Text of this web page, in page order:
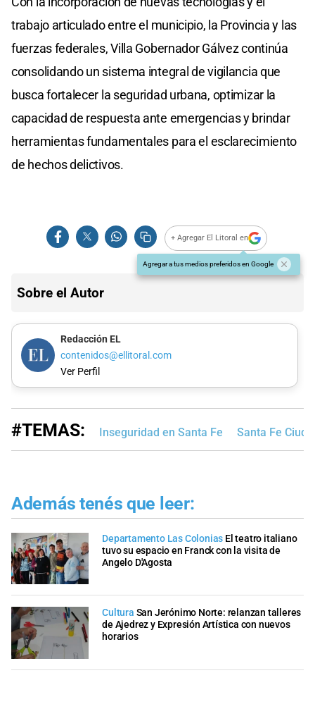
trabajo articulado entre el municipio, la Provincia y las
fuerzas federales, Villa Gobernador Gálvez continúa
consolidando un sistema integral de vigilancia que
busca fortalecer la seguridad urbana, optimizar la
capacidad de respuesta ante emergencias y brindar
herramientas fundamentales para el esclarecimiento
de hechos delictivos.
+ Agregar El Litoral en
Agregar a tus medios preferidos en Google
Sobre el Autor
Redacción EL
contenidos@ellitoral.com
Ver Perfil
#TEMAS: Inseguridad en Santa Fe Santa Fe
Además tenés que leer:
Departamento Las Colonias El teatro italiano
tuvo su espacio en Franck con la visita de
Angelo D'Agosta
Cultura San Jerónimo Norte: relanzan talleres
de Ajedrez y Expresión Artística con nuevos
horarios